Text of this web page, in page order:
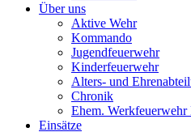
Über uns
Aktive Wehr
Kommando
Jugendfeuerwehr
Kinderfeuerwehr
Alters- und
Chronik
Ehem.
Einsätze